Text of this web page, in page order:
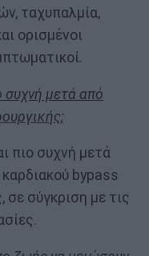
ταχυπαλμία,
ορισμένοι
συχνή μετά από
πιο συχνή μετά
bypass
σε σύγκριση με τις